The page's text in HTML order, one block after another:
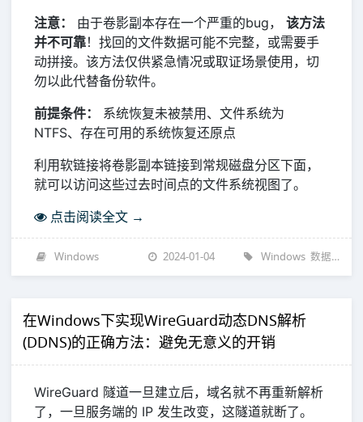
注意：
由于卷影副本存在一个严重的bug， 该方法
并不可靠！找回的文件数据可能不完整，或需要手
动拼接。该方法仅供紧急情况或取证场景使用，切
勿以此代替备份软件。
前提条件：
系统恢复未被禁用、文件系统为
NTFS、存在可用的系统恢复还原点
利用软链接将卷影副本链接到常规磁盘分区下面，
就可以访问这些过去时间点的文件系统视图了。
点击阅读全文 →
Windows 2024-01-04 Windows 数据恢复
在Windows下实现WireGuard动态DNS解析
(DDNS)的正确方法：避免无意义的开销
WireGuard 隧道一旦建立后，域名就不再重新解析
了，一旦服务端的 IP 发生改变，这隧道就断了。